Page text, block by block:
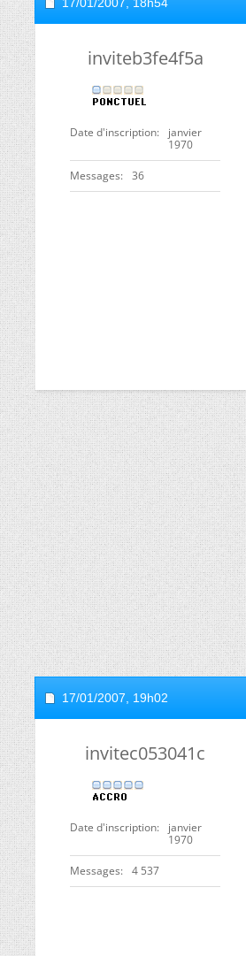
inviteb3fe4f5a
Date d'inscription
janvier
1970
Messages 36
17/01/2007, 19h02
invitec053041c
Date d'inscription
janvier
1970
Messages 4 537